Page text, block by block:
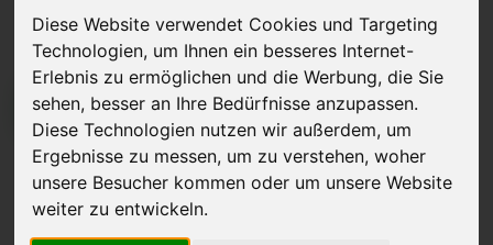
Diese Website verwendet Cookies und Targeting
Technologien, um Ihnen ein besseres Internet-
Erlebnis zu ermöglichen und die Werbung, die Sie
sehen, besser an Ihre Bedürfnisse anzupassen.
Diese Technologien nutzen wir außerdem, um
Ergebnisse zu messen, um zu verstehen, woher
unsere Besucher kommen oder um unsere Website
weiter zu entwickeln.
JETZT KOSTENLOSE BEWERTUNG
Kostenloses Angebotfür den Ankauf Ihres Autos inklusive der
Abholung, auf Wunsch sofort Geld. Ihre Daten werden nicht mit Dritten